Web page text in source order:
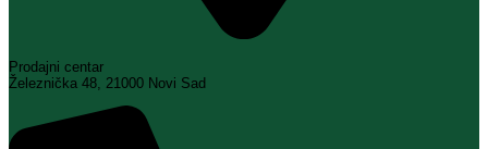
Prodajni centar
Železnička 48, 21000 Novi Sad